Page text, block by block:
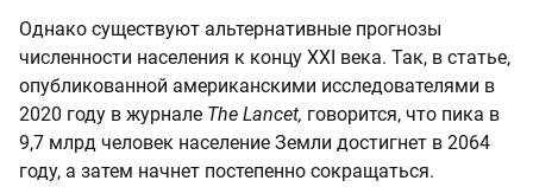
Однако существуют альтернативные прогнозы
численности населения к концу XXI века. Так, в статье,
опубликованной американскими исследователями в
2020 году в журнале The Lancet, говорится, что пика в
9,7 млрд человек население Земли достигнет в 2064
году, а затем начнет постепенно сокращаться.